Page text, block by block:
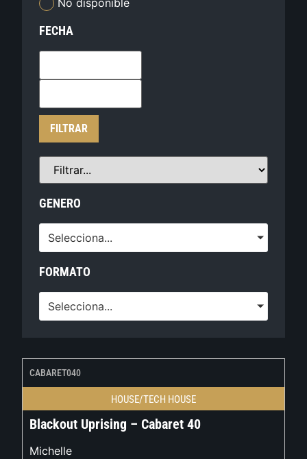
FECHA
FILTRAR
GENERO
Selecciona...
FORMATO
Selecciona...
CABARET040
HOUSE/TECH HOUSE
Blackout Uprising – Cabaret 40
Michelle